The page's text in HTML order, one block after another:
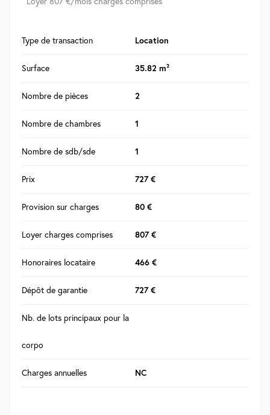
Type de transaction Location
Surface 35.82 m²
Nombre de pièces 2
Nombre de chambres 1
Nombre de sdb/sde 1
Prix 727 €
Provision sur charges 80 €
Loyer charges comprises 807 €
Honoraires locataire 466 €
Dépôt de garantie 727 €
Nb. de lots principaux pour la
corpo
Charges annuelles NC